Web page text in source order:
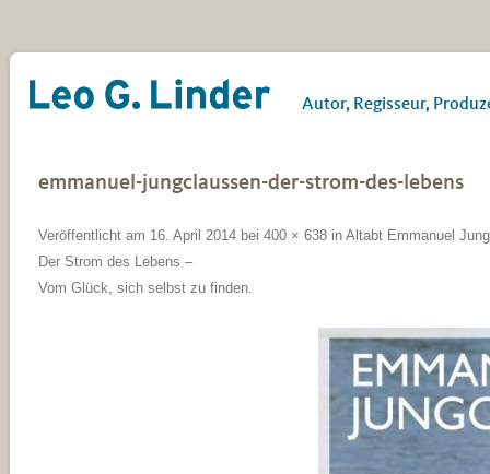
Leo G. Linder Autor, Regisseur,
emmanuel-jungclaussen-der-strom-des-lebens
Veröffentlicht am 16. April 2014bei 400 × 638in Altabt Emmanuel
Der Strom des Lebens –
Vom Glück, sich selbst zu finden.